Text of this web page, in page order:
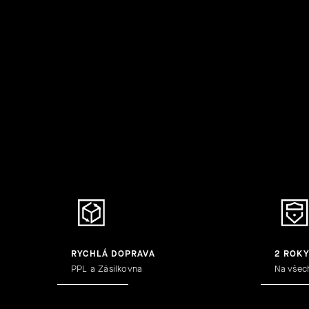
RYCHLÁ DOPRAVA
PPL a Zásilkovna
2
Na